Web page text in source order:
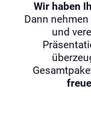
Wir haben
Dann
und